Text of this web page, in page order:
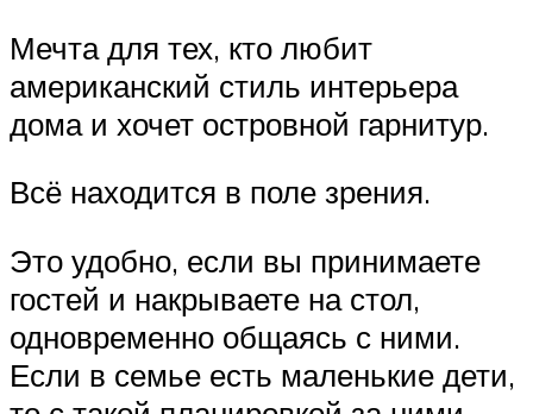
Мечта для тех, кто любит
американский стиль интерьера
дома и хочет островной гарнитур.
Всё находится в поле зрения.
Это удобно, если вы принимаете
гостей и накрываете на стол,
одновременно общаясь с ними.
Если в семье есть маленькие дети,